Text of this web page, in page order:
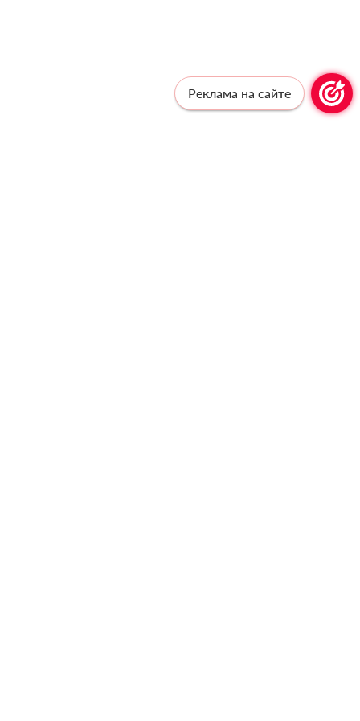
Реклама на сайте